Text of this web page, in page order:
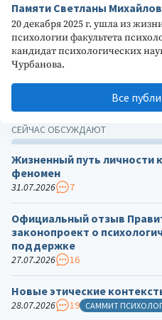
Памяти Светланы
20 декабря 2025 г. ушла из
психологии факультета
кандидат психологических
Чурбанова.
Все
СЕЙЧАС ОБСУЖДАЮТ
Жизненный путь личности
феномен
31.07.2026 7
Официальный отзыв
законопроект о
поддержке
27.07.2026 16
Новые этические
28.07.2026 19 САММИТ